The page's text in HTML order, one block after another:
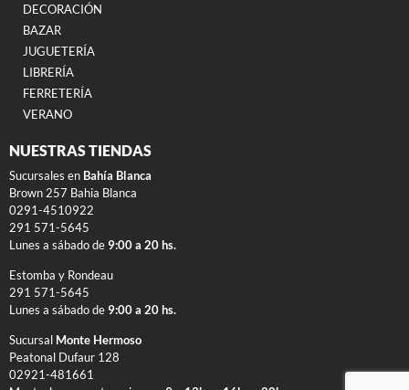
DECORACIÓN
BAZAR
JUGUETERÍA
LIBRERÍA
FERRETERÍA
VERANO
NUESTRAS TIENDAS
Sucursales en Bahía Blanca
Brown 257 Bahia Blanca
0291-4510922
291 571-5645
Lunes a sábado de 9:00 a 20 hs.
Estomba y Rondeau
291 571-5645
Lunes a sábado de 9:00 a 20 hs.
Sucursal Monte Hermoso
Peatonal Dufaur 128
02921-481661